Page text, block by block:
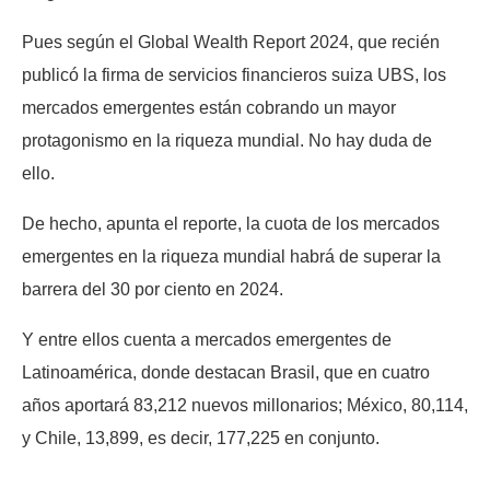
Pues según el Global Wealth Report 2024, que recién
publicó la firma de servicios financieros suiza UBS, los
mercados emergentes están cobrando un mayor
protagonismo en la riqueza mundial. No hay duda de
ello.
De hecho, apunta el reporte, la cuota de los mercados
emergentes en la riqueza mundial habrá de superar la
barrera del 30 por ciento en 2024.
Y entre ellos cuenta a mercados emergentes de
Latinoamérica, donde destacan Brasil, que en cuatro
años aportará 83,212 nuevos millonarios; México, 80,114,
y Chile, 13,899, es decir, 177,225 en conjunto.